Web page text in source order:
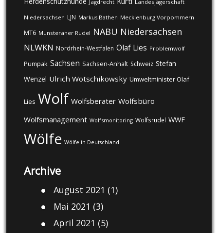
Jagdrecht Landesjägerschaft
Niedersachsen LJN Markus Bathen Mecklenburg Vorpommern
MT6 Munsteraner Rudel NABU Niedersachsen
NLWKN Nordrhein-Westfalen Olaf Lies Problemwolf
Pumpak Sachsen Sachsen-Anhalt Schweiz Stefan
Wenzel Ulrich Wotschikowsky Umweltminister Olaf
Lies Wolf Wolfsberater Wolfsbüro
Wolfsmanagement Wolfsmonitoring Wolfsrudel WWF
Wölfe Wölfe in Deutschland
Archive
August 2021 (1)
Mai 2021 (3)
April 2021 (5)